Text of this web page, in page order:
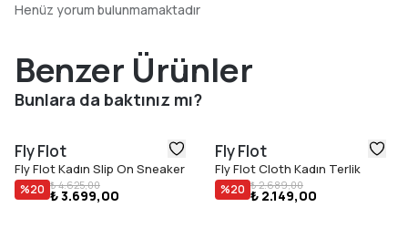
Henüz yorum bulunmamaktadır
Benzer Ürünler
Bunlara da baktınız mı?
Fly Flot
Fly Flot Kadın Slip On Sneaker
%20 ₺ 4.625,00
₺ 3.699,00
Fly Flot
Fly Flot Cloth Kadın Terlik
%20 ₺ 2.689,00
₺ 2.149,00